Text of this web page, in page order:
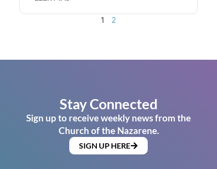
1 2
Stay Connected
Sign up to receive weekly news from the
Church of the Nazarene.
SIGN UP HERE